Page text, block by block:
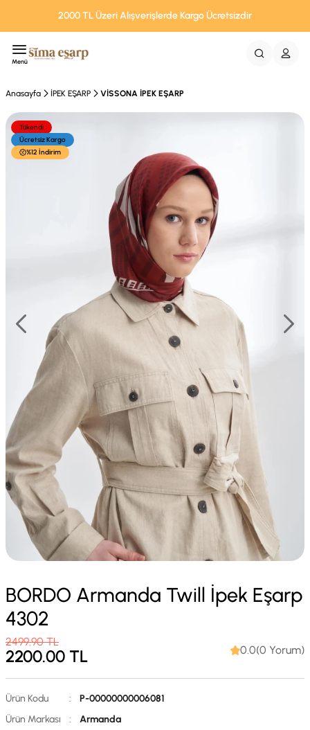
2000 TL Üzeri Alışverişlerde Kargo Ücretsizdir
Menü
Anasayfa İPEK EŞARP VİSSONA İPEK EŞARP
Tükendi
Ücretsiz Kargo
%12 İndirim
BORDO Armanda Twill İpek Eşarp
4302
2499.90TL
2200.00 TL 0.0(0 Yorum)
Ürün Kodu :
P-00000000006081
Ürün Markası
: Armanda